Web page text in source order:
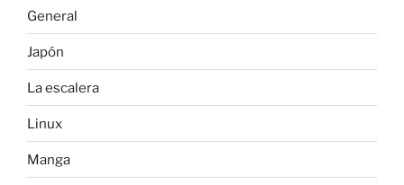
General
Japón
La escalera
Linux
Manga